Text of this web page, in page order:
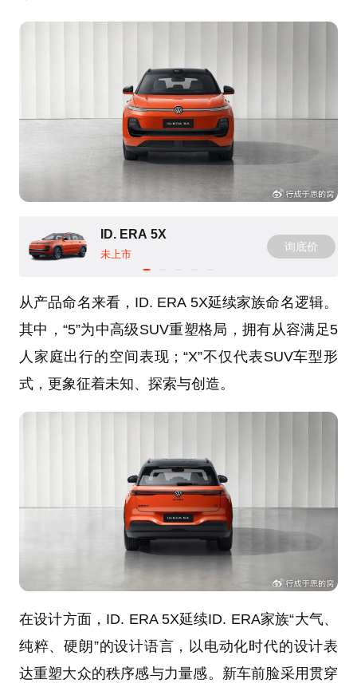
ID. ERA 5X
未上市
询底价
从产品命名来看，ID. ERA 5X延续家族命名逻辑。
其中，“5”为中高级SUV重塑格局，拥有从容满足5
人家庭出行的空间表现；“X”不仅代表SUV车型形
式，更象征着未知、探索与创造。
在设计方面，ID. ERA 5X延续ID. ERA家族“大气、
纯粹、硬朗”的设计语言，以电动化时代的设计表
达重塑大众的秩序感与力量感。新车前脸采用贯穿